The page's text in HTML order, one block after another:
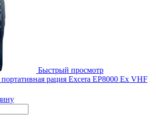
Быстрый просмотр
рация Excera EP8000 Ex VHF